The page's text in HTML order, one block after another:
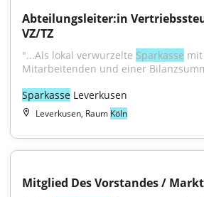
Abteilungsleiter:in
VZ/TZ
"...Als lokal verwurzelte Sparkasse
Mitarbeitenden und einer
Sparkasse Leverkusen
Leverkusen, Raum Köln
Mitglied Des Vorstandes /